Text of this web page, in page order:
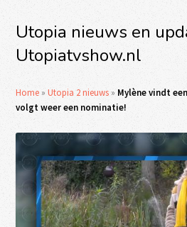
Utopia nieuws en
Utopiatvshow.nl
Home »Utopia 2 nieuws » Mylène vindt
volgt weer een nominatie!